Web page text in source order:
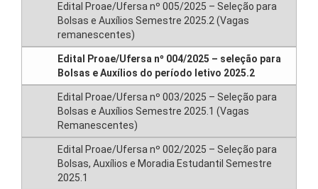
Edital Proae/Ufersa nº 005/2025 – Seleção para
Bolsas e Auxílios Semestre 2025.2 (Vagas
remanescentes)
Edital Proae/Ufersa nº 004/2025 – seleção para
Bolsas e Auxílios do período letivo 2025.2
Edital Proae/Ufersa nº 003/2025 – Seleção para
Bolsas e Auxílios Semestre 2025.1 (Vagas
Remanescentes)
Edital Proae/Ufersa nº 002/2025 – Seleção para
Bolsas, Auxílios e Moradia Estudantil Semestre
2025.1